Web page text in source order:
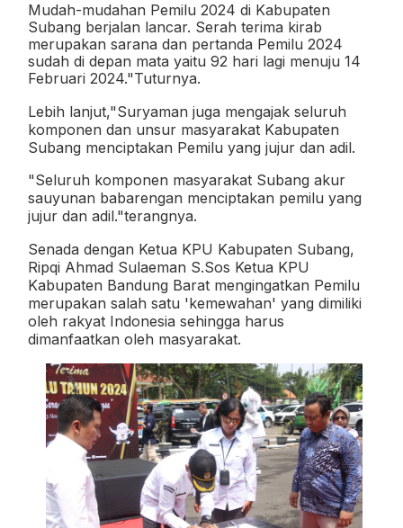
Mudah-mudahan Pemilu 2024 di Kabupaten
Subang berjalan lancar. Serah terima kirab
merupakan sarana dan pertanda Pemilu 2024
sudah di depan mata yaitu 92 hari lagi menuju 14
Februari 2024."Tuturnya.
Lebih lanjut,"Suryaman juga mengajak seluruh
komponen dan unsur masyarakat Kabupaten
Subang menciptakan Pemilu yang jujur dan adil.
"Seluruh komponen masyarakat Subang akur
sauyunan babarengan menciptakan pemilu yang
jujur dan adil."terangnya.
Senada dengan Ketua KPU Kabupaten Subang,
Ripqi Ahmad Sulaeman S.Sos Ketua KPU
Kabupaten Bandung Barat mengingatkan Pemilu
merupakan salah satu 'kemewahan' yang dimiliki
oleh rakyat Indonesia sehingga harus
dimanfaatkan oleh masyarakat.